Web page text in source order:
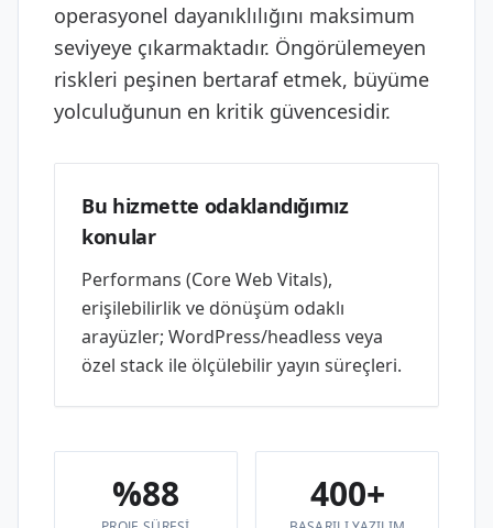
operasyonel dayanıklılığını maksimum
seviyeye çıkarmaktadır. Öngörülemeyen
riskleri peşinen bertaraf etmek, büyüme
yolculuğunun en kritik güvencesidir.
Bu hizmette odaklandığımız
konular
Performans (Core Web Vitals),
erişilebilirlik ve dönüşüm odaklı
arayüzler; WordPress/headless veya
özel stack ile ölçülebilir yayın süreçleri.
%88 400+